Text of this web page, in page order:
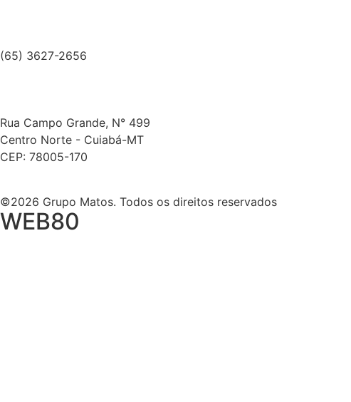
(65) 3627-2656
Rua Campo Grande, N° 499
Centro Norte - Cuiabá-MT
CEP: 78005-170
©2026 Grupo Matos. Todos os direitos reservados
WEB80